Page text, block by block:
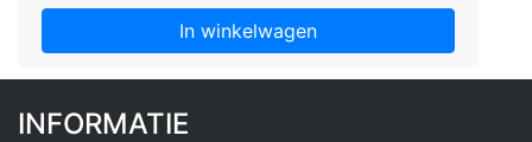
In winkelwagen
INFORMATIE